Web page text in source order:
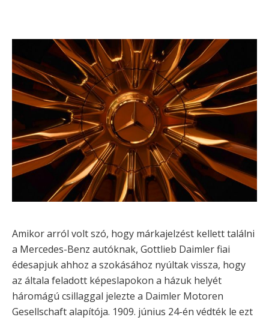
Amikor arról volt szó, hogy márkajelzést kellett találni
a Mercedes-Benz autóknak, Gottlieb Daimler fiai
édesapjuk ahhoz a szokásához nyúltak vissza, hogy
az általa feladott képeslapokon a házuk helyét
háromágú csillaggal jelezte a Daimler Motoren
Gesellschaft alapítója. 1909. június 24-én védték le ezt